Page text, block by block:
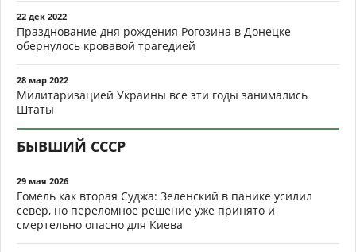
22 дек 2022
Празднование дня рождения Рогозина в Донецке
обернулось кровавой трагедией
28 мар 2022
Милитаризацией Украины все эти годы занимались
Штаты
БЫВШИЙ СССР
29 мая 2026
Гомель как вторая Суджа: Зеленский в панике усилил
север, но переломное решение уже принято и
смертельно опасно для Киева